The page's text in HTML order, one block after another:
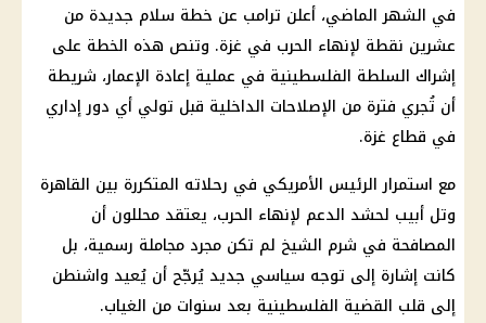
في الشهر الماضي، أعلن ترامب عن خطة سلام جديدة من
عشرين نقطة لإنهاء الحرب في غزة. وتنص هذه الخطة على
إشراك السلطة الفلسطينية في عملية إعادة الإعمار، شريطة
أن تُجري فترة من الإصلاحات الداخلية قبل تولي أي دور إداري
في قطاع غزة.
مع استمرار الرئيس الأمريكي في رحلاته المتكررة بين القاهرة
وتل أبيب لحشد الدعم لإنهاء الحرب، يعتقد محللون أن
المصافحة في شرم الشيخ لم تكن مجرد مجاملة رسمية، بل
كانت إشارة إلى توجه سياسي جديد يُرجّح أن يُعيد واشنطن
إلى قلب القضية الفلسطينية بعد سنوات من الغياب.